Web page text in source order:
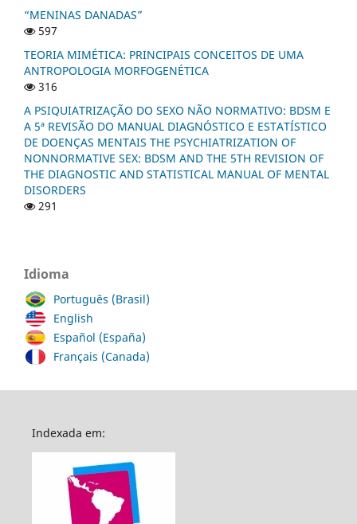
“MENINAS DANADAS”
597
TEORIA MIMÉTICA: PRINCIPAIS CONCEITOS DE UMA
ANTROPOLOGIA MORFOGENÉTICA
316
A PSIQUIATRIZAÇÃO DO SEXO NÃO NORMATIVO: BDSM E
A 5ª REVISÃO DO MANUAL DIAGNÓSTICO E ESTATÍSTICO
DE DOENÇAS MENTAIS THE PSYCHIATRIZATION OF
NONNORMATIVE SEX: BDSM AND THE 5TH REVISION OF
THE DIAGNOSTIC AND STATISTICAL MANUAL OF MENTAL
DISORDERS
291
Idioma
Português (Brasil)
English
Español (España)
Français (Canada)
Indexada em: